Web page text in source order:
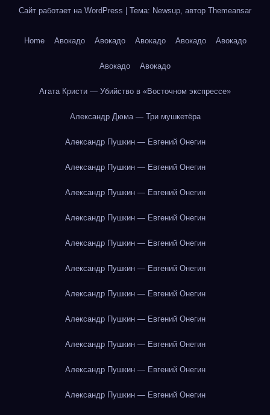
Сайт работает на WordPress Тема: Newsup, автор Themeansar
Home Авокадо Авокадо Авокадо Авокадо Авокадо
Авокадо Авокадо
Агата Кристи — Убийство в «Восточном экспрессе»
Александр Дюма — Три мушкетёра
Александр Пушкин — Евгений Онегин
Александр Пушкин — Евгений Онегин
Александр Пушкин — Евгений Онегин
Александр Пушкин — Евгений Онегин
Александр Пушкин — Евгений Онегин
Александр Пушкин — Евгений Онегин
Александр Пушкин — Евгений Онегин
Александр Пушкин — Евгений Онегин
Александр Пушкин — Евгений Онегин
Александр Пушкин — Евгений Онегин
Александр Пушкин — Евгений Онегин